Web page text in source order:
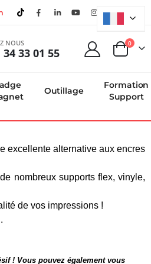
NOUS
34 33 01 55 Panier
0
Outillage
Formation
Support
excellente alternative aux encres
nombreux supports flex, vinyle,
de vos impressions !
! Vous pouvez également vous